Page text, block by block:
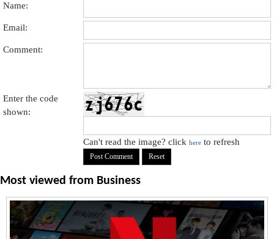
Name:
Email:
Comment:
Enter the code
shown:
Can't read the image? clickhere to refresh
Most viewed from Business